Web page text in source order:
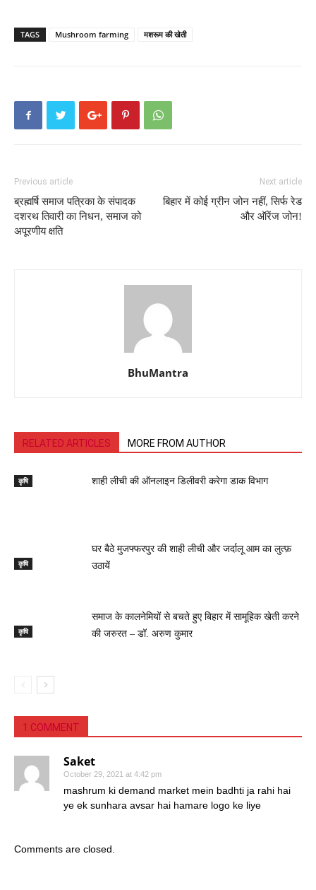
TAGS Mushroom farming मशरूम की खेती
Previous article
ब्रह्मर्षि समाज पत्रिका के संपादक
दशरथ तिवारी का निधन, समाज को
अपूरणीय क्षति
Next article
बिहार में कोई ग्रीन जोन नहीं, सिर्फ रेड
और ऑरेंज जोन!
BhuMantra
RELATED ARTICLES MORE FROM AUTHOR
कृषि शाही लीची की ऑनलाइन डिलीवरी करेगा डाक विभाग
कृषि
घर बैठे मुजफ्फरपुर की शाही लीची और जर्दालू आम का लुत्फ़
उठायें
कृषि
समाज के कालनेमियों से बचते हुए बिहार में सामूहिक खेती करने
की जरुरत – डॉ. अरुण कुमार
1 COMMENT
Saket
October 29, 2021 at 4:42 pm
mashrum ki demand market mein badhti ja rahi hai
ye ek sunhara avsar hai hamare logo ke liye
Comments are closed.